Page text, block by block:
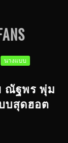
นางแบบ
ณัฐพร พุ่ม
บสุดฮอต